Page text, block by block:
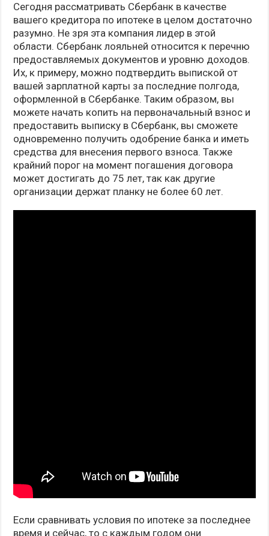
Сегодня рассматривать Сбербанк в качестве
вашего кредитора по ипотеке в целом достаточно
разумно. Не зря эта компания лидер в этой
области. Сбербанк лояльней относится к перечню
предоставляемых документов и уровню доходов.
Их, к примеру, можно подтвердить выпиской от
вашей зарплатной карты за последние полгода,
оформленной в Сбербанке. Таким образом, вы
можете начать копить на первоначальный взнос и
предоставить выписку в Сбербанк, вы сможете
одновременно получить одобрение банка и иметь
средства для внесения первого взноса. Также
крайний порог на момент погашения договора
может достигать до 75 лет, так как другие
организации держат планку не более 60 лет.
Если сравнивать условия по ипотеке за последнее
время и сейчас, то с каждым годом они